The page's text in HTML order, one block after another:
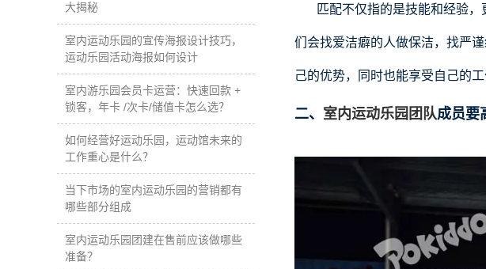
大揭秘
室内运动乐园的宣传海报设计技巧，
运动乐园活动海报如何设计
室内游乐园会员卡运营：快速回款 +
锁客，年卡 /次卡/储值卡怎么选？
如何经营好运动乐园，运动馆未来的
工作重心是什么？
当下市场的室内运动乐园的营销都有
哪些部分组成
室内运动乐园团建在售前应该做哪些
准备？
匹配不仅指的是技能和经验
们会找爱洁癖的人做保洁，找严
己的优势，同时也能享受自己的工
二、 室内运动乐园团队成员要